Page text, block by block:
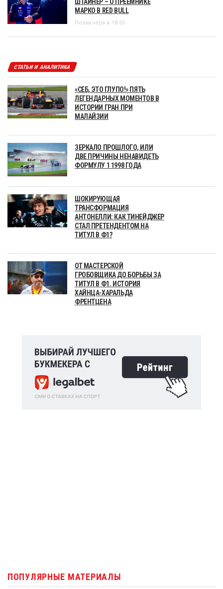
МАРКО В RED BULL
Позавчера в 18:55
СТАТЬИ И АНАЛИТИКА
«СЕБ, ЭТО ГЛУПО!» ПЯТЬ
ЛЕГЕНДАРНЫХ МОМЕНТОВ В
ИСТОРИИ ГРАН ПРИ
МАЛАЙЗИИ
ЗЕРКАЛО ПРОШЛОГО, ИЛИ
ДВЕ ПРИЧИНЫ НЕНАВИДЕТЬ
ФОРМУЛУ 1 1998 ГОДА
ШОКИРУЮЩАЯ
ТРАНСФОРМАЦИЯ
АНТОНЕЛЛИ: КАК ТИНЕЙДЖЕР
СТАЛ ПРЕТЕНДЕНТОМ НА
ТИТУЛ В Ф1?
ОТ МАСТЕРСКОЙ
ГРОБОВЩИКА ДО БОРЬБЫ ЗА
ТИТУЛ В Ф1. ИСТОРИЯ
ХАЙНЦА-ХАРАЛЬДА
ФРЕНТЦЕНА
ПОПУЛЯРНЫЕ МАТЕРИАЛЫ